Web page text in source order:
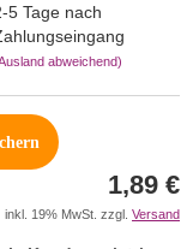
5 Tage nach
abweichend)
1,89 €
inkl. 19% MwSt. zzgl. Versand